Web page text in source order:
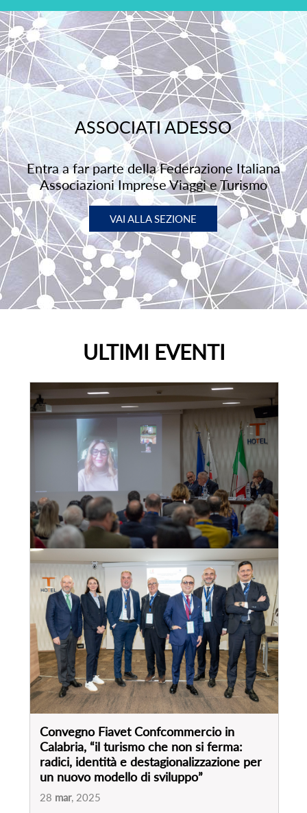
ASSOCIATI ADESSO
Entra a far parte della Federazione Italiana
Associazioni Imprese Viaggi e Turismo
VAI ALLA SEZIONE
ULTIMI EVENTI
Convegno Fiavet Confcommercio in
Calabria, “il turismo che non si ferma:
radici, identità e destagionalizzazione per
un nuovo modello di sviluppo”
28mar, 2025
VEDI EVENTO